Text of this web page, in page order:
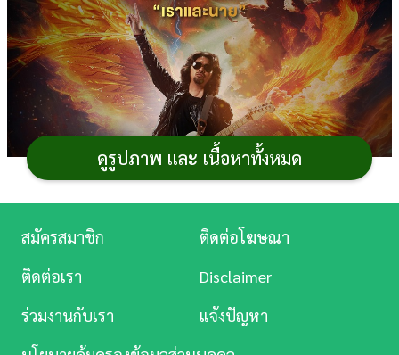
ดูรูปภาพ และ เนื้อหาทั้งหมด
เงิน
การ
ศึกษา
บันเทิง
ดู
Music
สมัครสมาชิก
ติดต่อโฆษณา
ติดต่อเรา
Disclaimer
ร่วมงานกับเรา
แจ้งปัญหา